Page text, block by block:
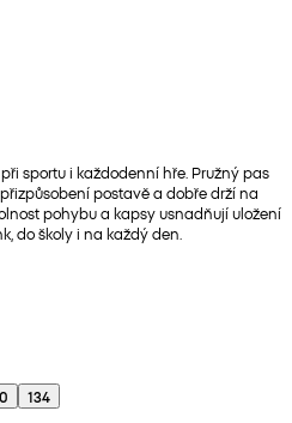
sportu i každodenní hře. Pružný pas
postavě a dobře drží na
pohybu a kapsy usnadňují uložení
do školy i na každý den.
134